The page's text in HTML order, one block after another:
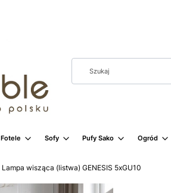
Fotele Sofy Pufy Sako Ogród
Lampa wisząca (listwa) GENESIS 5xGU10